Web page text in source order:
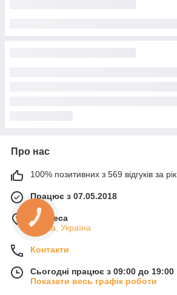
Про нас
100% позитивних з 569 відгуків за рік
Працює з 07.05.2018
м. Одеса
Одеса, Україна
Контакти
Сьогодні працює з 09:00 до 19:00
Показати весь графік роботи
КНОПКА
ЗВ'ЯЗКУ